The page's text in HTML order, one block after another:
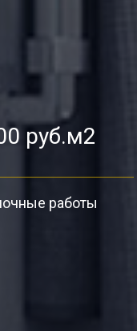
руб.м2
работы